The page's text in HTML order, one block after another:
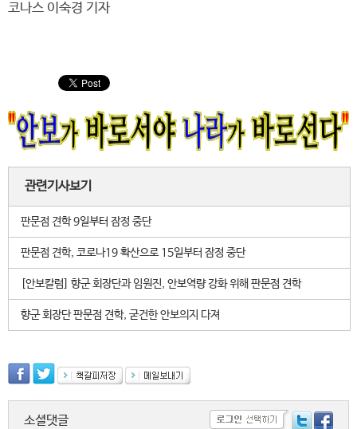
코나스 이숙경 기자
관련기사보기
판문점 견학 9일부터 잠정 중단
판문점 견학, 코로나19 확산으로 15일부터 잠정 중단
[안보칼럼] 향군 회장단과 임원진, 안보역량 강화 위해 판문점 견학
향군 회장단 판문점 견학, 굳건한 안보의지 다져
소셜댓글